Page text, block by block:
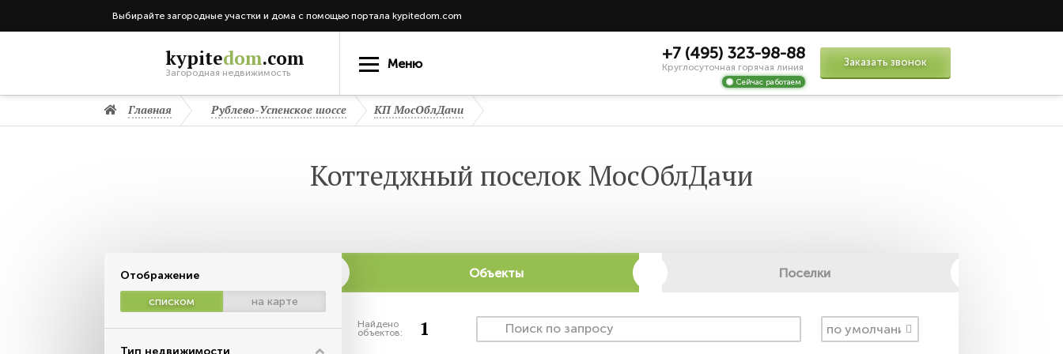
Выбирайте загородные участки и дома с помощью портала kypitedom.com
kypitedom.com
Загородная недвижимость
Меню
+7 (495) 323-98-88
Круглосуточная горячая линия
Сейчас работаем
Заказать звонок
Главная Рублево-Успенское шоссе КП МосОблДачи
Коттеджный поселок МосОблДачи
Отображение
списком
на карте
Тип недвижимости
Объекты Поселки
Найдено
объектов: 1